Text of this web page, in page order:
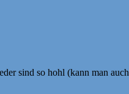
sind so hohl (kann man auch